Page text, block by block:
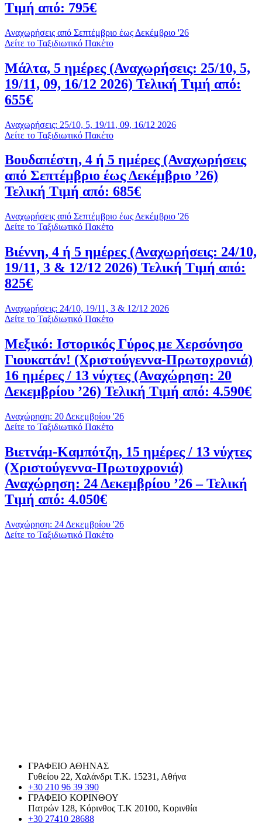
Τιμή από: 795€
Αναχωρήσεις από Σεπτέμβριο έως Δεκέμβριο '26
Δείτε το Ταξιδιωτικό Πακέτο
Μάλτα, 5 ημέρες (Αναχωρήσεις: 25/10, 5,
19/11, 09, 16/12 2026) Τελική Τιμή από:
655€
Αναχωρήσεις: 25/10, 5, 19/11, 09, 16/12 2026
Δείτε το Ταξιδιωτικό Πακέτο
Βουδαπέστη, 4 ή 5 ημέρες (Αναχωρήσεις
από Σεπτέμβριο έως Δεκέμβριο ’26)
Τελική Τιμή από: 685€
Αναχωρήσεις από Σεπτέμβριο έως Δεκέμβριο '26
Δείτε το Ταξιδιωτικό Πακέτο
Βιέννη, 4 ή 5 ημέρες (Αναχωρήσεις: 24/10,
19/11, 3 & 12/12 2026) Τελική Τιμή από:
825€
Αναχωρήσεις: 24/10, 19/11, 3 & 12/12 2026
Δείτε το Ταξιδιωτικό Πακέτο
Μεξικό: Ιστορικός Γύρος με Χερσόνησο
Γιουκατάν! (Χριστούγεννα-Πρωτοχρονιά)
16 ημέρες / 13 νύχτες (Αναχώρηση: 20
Δεκεμβρίου ’26) Τελική Τιμή από: 4.590€
Αναχώρηση: 20 Δεκεμβρίου '26
Δείτε το Ταξιδιωτικό Πακέτο
Βιετνάμ-Καμπότζη, 15 ημέρες / 13 νύχτες
(Χριστούγεννα-Πρωτοχρονιά)
Αναχώρηση: 24 Δεκεμβρίου ’26 – Τελική
Τιμή από: 4.050€
Αναχώρηση: 24 Δεκεμβρίου '26
Δείτε το Ταξιδιωτικό Πακέτο
ΓΡΑΦΕΙΟ ΑΘΗΝΑΣ
Γυθείου 22, Χαλάνδρι Τ.Κ. 15231, Αθήνα
+30 210 96 39 390
ΓΡΑΦΕΙΟ ΚΟΡΙΝΘΟΥ
Πατρών 128, Κόρινθος Τ.Κ 20100, Κορινθία
+30 27410 28688